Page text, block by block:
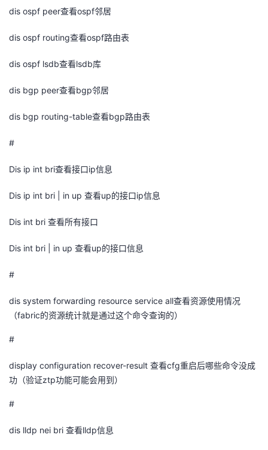
藏
dis ospf peer查看ospf邻居
dis ospf routing查看ospf路由表
dis ospf lsdb查看lsdb库
dis bgp peer查看bgp邻居
dis bgp routing-table查看bgp路由表
#
Dis ip int bri查看接口ip信息
Dis ip int bri | in up 查看up的接口ip信息
Dis int bri 查看所有接口
Dis int bri | in up 查看up的接口信息
#
dis system forwarding resource service all查看资源使用情况
（fabric的资源统计就是通过这个命令查询的）
#
display configuration recover-result 查看cfg重启后哪些命令没成
功（验证ztp功能可能会用到）
#
dis lldp nei bri 查看lldp信息